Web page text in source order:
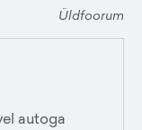
Üldfoorum
autoga